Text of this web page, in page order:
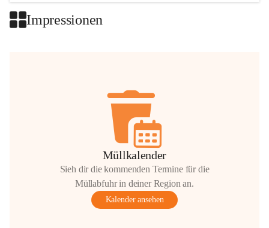
Impressionen
Müllkalender
Sieh dir die kommenden Termine für die
Müllabfuhr in deiner Region an.
Kalender ansehen